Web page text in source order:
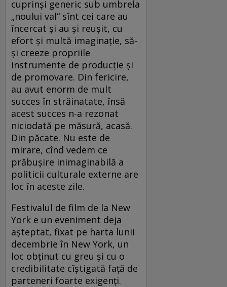
cuprinşi generic sub umbrela
„noului val“ sînt cei care au
încercat şi au şi reuşit, cu
efort şi multă imaginaţie, să-
şi creeze propriile
instrumente de producţie şi
de promovare. Din fericire,
au avut enorm de mult
succes în străinatate, însă
acest succes n-a rezonat
niciodată pe măsură, acasă.
Din păcate. Nu este de
mirare, cînd vedem ce
prăbuşire inimaginabilă a
politicii culturale externe are
loc în aceste zile.
Festivalul de film de la New
York e un eveniment deja
aşteptat, fixat pe harta lunii
decembrie în New York, un
loc obţinut cu greu şi cu o
credibilitate cîştigată faţă de
parteneri foarte exigenţi.